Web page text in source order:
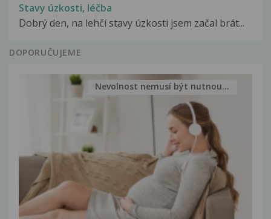
Stavy úzkosti, léčba
Dobrý den, na lehčí stavy úzkosti jsem začal brát...
DOPORUČUJEME
Nevolnost nemusí být nutnou...